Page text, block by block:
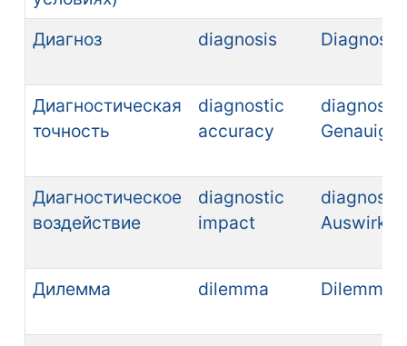
Диагноз
diagnosis Diagnose
Диагностическая
точность
diagnostic
accuracy
Диагностическое
воздействие
diagnostic
impact
Дилемма dilemma Dilemma